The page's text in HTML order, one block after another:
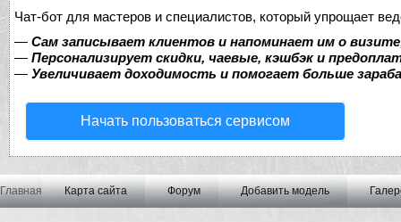
Чат-бот для мастеров и специалистов, который упрощает
— Сам записывает клиентов и напоминает им о
— Персонализирует скидки, чаевые, кэшбэк и
— Увеличивает доходимость и помогает больше
Начать пользоваться сервисом
Главная Карта сайта Форум Добавить модель